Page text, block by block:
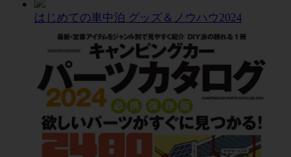
はじめての車中泊 グッズ＆ノウハウ2024